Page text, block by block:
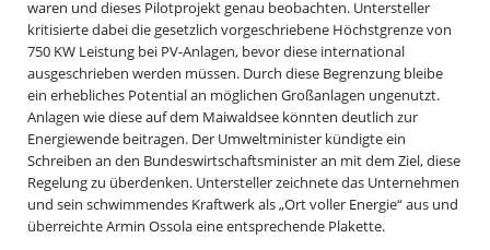
waren und dieses Pilotprojekt genau beobachten. Untersteller
kritisierte dabei die gesetzlich vorgeschriebene Höchstgrenze von
750 KW Leistung bei PV-Anlagen, bevor diese international
ausgeschrieben werden müssen. Durch diese Begrenzung bleibe
ein erhebliches Potential an möglichen Großanlagen ungenutzt.
Anlagen wie diese auf dem Maiwaldsee könnten deutlich zur
Energiewende beitragen. Der Umweltminister kündigte ein
Schreiben an den Bundeswirtschaftsminister an mit dem Ziel, diese
Regelung zu überdenken. Untersteller zeichnete das Unternehmen
und sein schwimmendes Kraftwerk als „Ort voller Energie“ aus und
überreichte Armin Ossola eine entsprechende Plakette.